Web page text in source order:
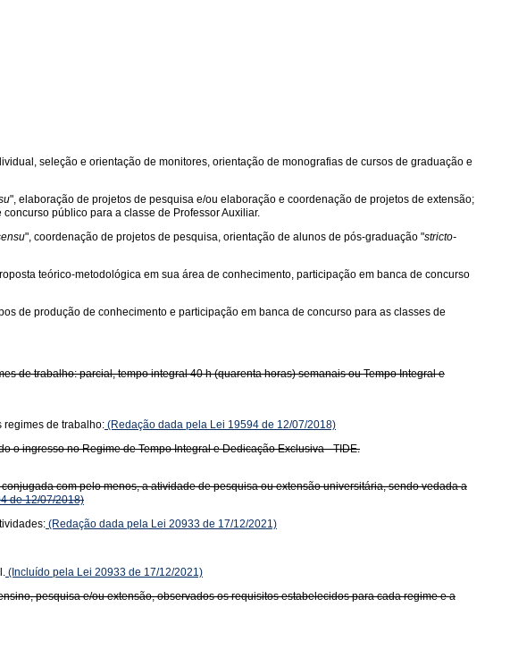
seleção e orientação de monitores, orientação de monografias de cursos de graduação e
", elaboração de projetos de pesquisa e/ou elaboração e coordenação de projetos de extensão;
público para a classe de Professor Auxiliar.
", coordenação de projetos de pesquisa, orientação de alunos de pós-graduação "stricto-
teórico-metodológica em sua área de conhecimento, participação em banca de concurso
de produção de conhecimento e participação em banca de concurso para as classes de
de trabalho: parcial, tempo integral 40 h (quarenta horas) semanais ou Tempo Integral e
regimes de trabalho: (Redação dada pela Lei 19594 de 12/07/2018)
o ingresso no Regime de Tempo Integral e Dedicação Exclusiva - TIDE.
com pelo menos, a atividade de pesquisa ou extensão universitária, sendo vedada a
de 12/07/2018)
(Redação dada pela Lei 20933 de 17/12/2021)
(Incluído pela Lei 20933 de 17/12/2021)
pesquisa e/ou extensão, observados os requisitos estabelecidos para cada regime e a